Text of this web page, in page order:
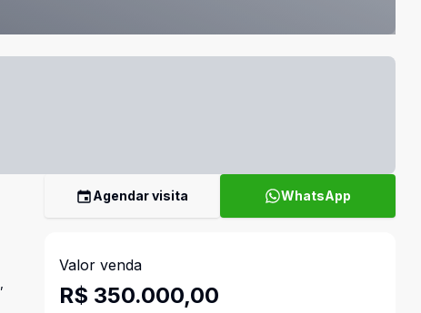
Agendar visita WhatsApp
Valor venda
R$ 350.000,00